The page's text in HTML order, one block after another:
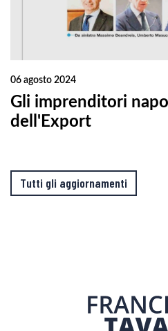
06 agosto 2024
Gli imprenditori
dell'Export
Tutti gli aggiornamenti